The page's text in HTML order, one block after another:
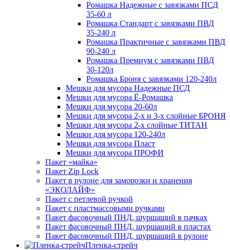
Ромашка Надежные с завязками ПСД
35-60 л
Ромашка Стандарт с завязками ПВД
35-240 л
Ромашка Практичные с завязками ПВД
90-240 л
Ромашка Премиум с завязками ПВД
30-120л
Ромашка Броня с завязками 120-240л
Мешки для мусора Надежные ПСД
Мешки для мусора Ё-Ромашка
Мешки для мусора 20-60л
Мешки для мусора 2-х и 3-х слойные БРОНЯ
Мешки для мусора 2-х слойные ТИТАН
Мешки для мусора 120-240л
Мешки для мусора Пласт
Мешки для мусора ПРОФИ
Пакет «майка»
Пакет Zip Lock
Пакет в рулоне для заморозки и хранения
«ЭКОЛАЙФ»
Пакет с петлевой ручкой
Пакет с пластмассовыми ручками
Пакет фасовочный ПНД, шуршащий в пачках
Пакет фасовочный ПНД, шуршащий в пластах
Пакет фасовочный ПНД, шуршащий в рулоне
Пленка-стрейч